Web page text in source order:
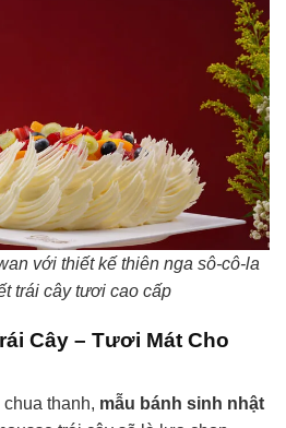
với thiết kế thiên nga sô-cô-la
trái cây tươi cao cấp
Cây – Tươi Mát Cho
thanh, mẫu bánh sinh nhật